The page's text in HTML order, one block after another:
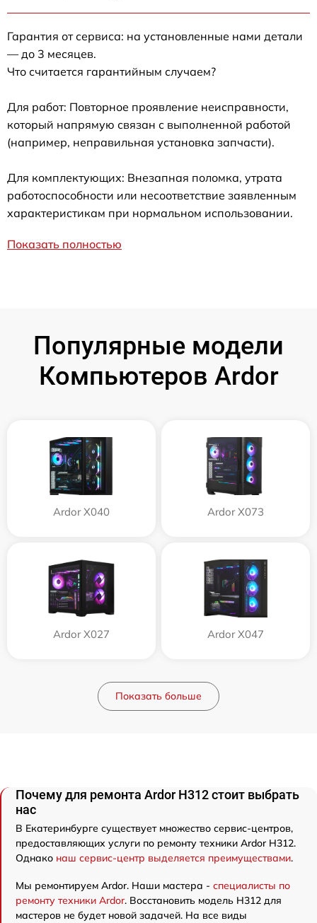
Гарантия от сервиса: на установленные нами детали
— до 3 месяцев.
Что считается гарантийным случаем?
Для работ: Повторное проявление неисправности,
который напрямую связан с выполненной работой
(например, неправильная установка запчасти).
Для комплектующих: Внезапная поломка, утрата
работоспособности или несоответствие заявленным
характеристикам при нормальном использовании.
Показать полностью
Популярные модели
Компьютеров Ardor
Ardor X040 Ardor X073
Ardor X027 Ardor X047
Показать больше
Почему для ремонта Ardor H312 стоит выбрать
нас
В Екатеринбурге существует множество сервис-центров,
предоставляющих услуги по ремонту техники Ardor H312.
Однако наш сервис-центр выделяется преимуществами.
Мы ремонтируем Ardor. Наши мастера - специалисты по
ремонту техники Ardor. Восстановить модель H312 для
мастеров не будет новой задачей. На все виды